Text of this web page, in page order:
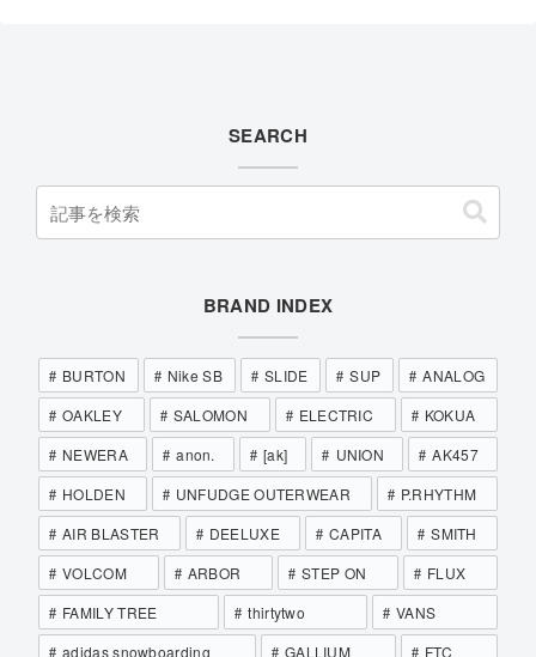
SEARCH
BRAND INDEX
BURTON Nike SB SLIDE SUP
ANALOG
OAKLEY
SALOMON ELECTRIC
KOKUA
NEWERA
anon. [ak] UNION
AK457
HOLDEN
UNFUDGE OUTERWEAR
P.RHYTHM
AIR BLASTER
DEELUXE CAPITA
SMITH
VOLCOM
ARBOR STEP ON
FLUX
FAMILY TREE
thirtytwo
VANS
adidas snowboarding
GALLIUM
FTC